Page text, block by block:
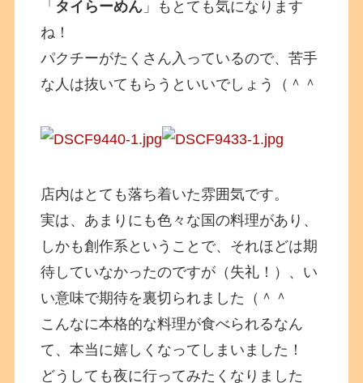
「 タイらーめん 」もとても気になります
ね！
パクチーがたくさん入っているので、苦手
な人は抜いてもらうといいでしょう（＾＾
店内はとても落ち着いた雰囲気です。
実は、あまりにも色々な国の料理があり、
しかも創作系ということで、それほどは期
待していなかったのですが（失礼！）、い
い意味で期待を裏切られました（＾＾
こんなに本格的な料理が食べられるなん
て、本当に嬉しくなってしまいました！
どうしても夜に行ってみたくなりました